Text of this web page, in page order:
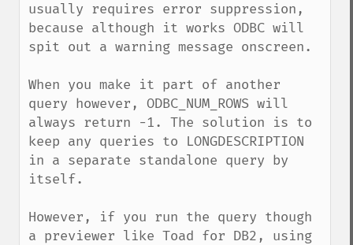
usually requires error suppression,
because although it works ODBC will
spit out a warning message onscreen.
When you make it part of another
query however, ODBC_NUM_ROWS will
always return -1. The solution is to
keep any queries to LONGDESCRIPTION
in a separate standalone query by
itself.
However, if you run the query though
a previewer like Toad for DB2, using